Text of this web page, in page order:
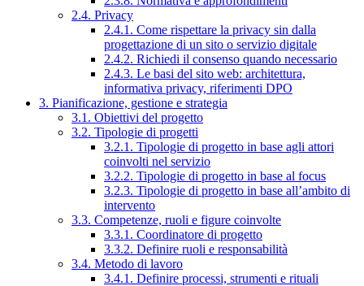
2.4. Privacy
2.4.1. Come rispettare la privacy sin dalla
progettazione di un sito o servizio digitale
2.4.2. Richiedi il consenso quando necessario
2.4.3. Le basi del sito web: architettura,
informativa privacy, riferimenti DPO
3. Pianificazione, gestione e strategia
3.1. Obiettivi del progetto
3.2. Tipologie di progetti
3.2.1. Tipologie di progetto in base agli attori
coinvolti nel servizio
3.2.2. Tipologie di progetto in base al focus
3.2.3. Tipologie di progetto in base all’ambito di
intervento
3.3. Competenze, ruoli e figure coinvolte
3.3.1. Coordinatore di progetto
3.3.2. Definire ruoli e responsabilità
3.4. Metodo di lavoro
3.4.1. Definire processi, strumenti e rituali